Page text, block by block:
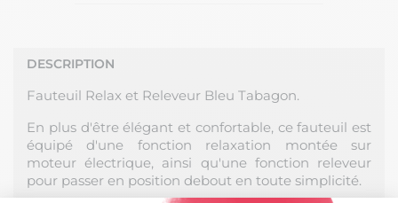
DESCRIPTION
Fauteuil Relax et Releveur Bleu Tabagon.
En plus d'être élégant et confortable, ce fauteuil est
équipé d'une fonction relaxation montée sur
moteur électrique, ainsi qu'une fonction releveur
pour passer en position debout en toute simplicité.